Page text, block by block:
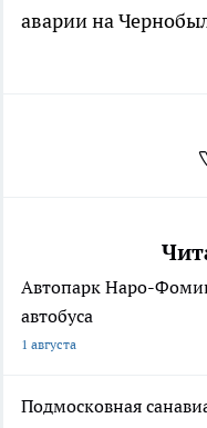
аварии на
Автопарк Наро-
автобуса
1 августа
Подмосковная